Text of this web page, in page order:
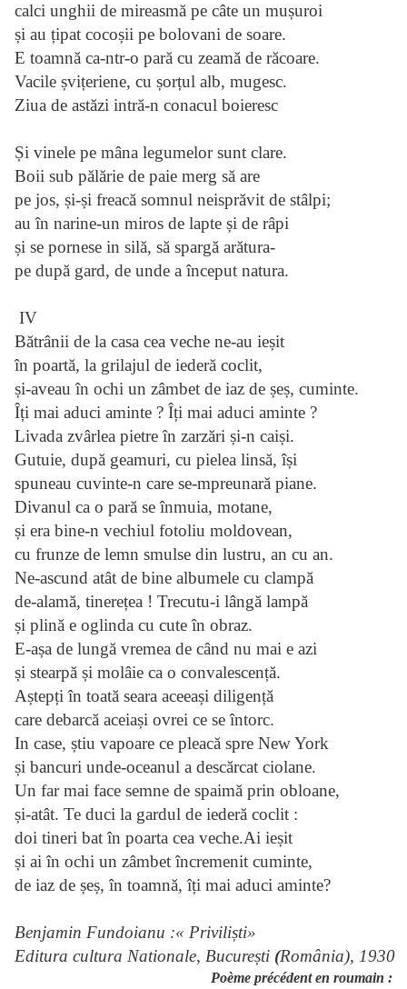
calci unghii de mireasmă pe câte un mușuroi
și au țipat cocoșii pe bolovani de soare.
E toamnă ca-ntr-o pară cu zeamă de răcoare.
Vacile șvițeriene, cu șorțul alb, mugesc.
Ziua de astăzi intră-n conacul boieresc
Și vinele pe mâna legumelor sunt clare.
Boii sub pălărie de paie merg să are
pe jos, și-și freacă somnul neisprăvit de stâlpi;
au în narine-un miros de lapte și de râpi
și se pornese in silă, să spargă arătura-
pe după gard, de unde a început natura.
IV
Bătrânii de la casa cea veche ne-au ieșit
în poartă, la grilajul de iederă coclit,
și-aveau în ochi un zâmbet de iaz de șeș, cuminte.
Îți mai aduci aminte ? Îți mai aduci aminte ?
Livada zvârlea pietre în zarzări și-n caiși.
Gutuie, după geamuri, cu pielea linsă, își
spuneau cuvinte-n care se-mpreunară piane.
Divanul ca o pară se înmuia, motane,
și era bine-n vechiul fotoliu moldovean,
cu frunze de lemn smulse din lustru, an cu an.
Ne-ascund atât de bine albumele cu clampă
de-alamă, tinerețea ! Trecutu-i lângă lampă
și plină e oglinda cu cute în obraz.
E-așa de lungă vremea de când nu mai e azi
și stearpă și molâie ca o convalescență.
Aștepți în toată seara aceeași diligență
care debarcă aceiași ovrei ce se întorc.
In case, știu vapoare ce pleacă spre New York
și bancuri unde-oceanul a descărcat ciolane.
Un far mai face semne de spaimă prin obloane,
și-atât. Te duci la gardul de iederă coclit :
doi tineri bat în poarta cea veche.Ai ieșit
și ai în ochi un zâmbet încremenit cuminte,
de iaz de șeș, în toamnă, îți mai aduci aminte?
Benjamin Fundoianu :« Priviliști»
Editura cultura Nationale, București (România), 1930
Poème précédent en roumain :